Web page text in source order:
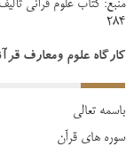
284
کارگاه علوم ومعارف قرآنی
باسمه تعالی
سوره­ های قرآن